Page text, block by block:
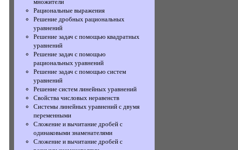
множители
Рациональные выражения
Решение дробных рациональных
уравнений
Решение задач с помощью квадратных
уравнений
Решение задач с помощью
рациональных уравнений
Решение задач с помощью систем
уравнений
Решение систем линейных уравнений
Свойства числовых неравенств
Системы линейных уравнений с двумя
переменными
Сложение и вычитание дробей с
одинаковыми знаменателями
Сложение и вычитание дробей с